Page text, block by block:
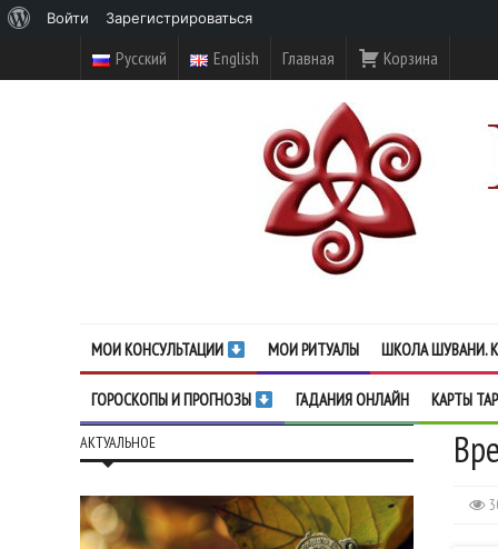
Русский English Главная Корзина
МОИ КОНСУЛЬТАЦИИ МОИ РИТУАЛЫ ШКОЛА ШУВАНИ.
ГОРОСКОПЫ И ПРОГНОЗЫ ГАДАНИЯ ОНЛАЙН КАРТЫ
АКТУАЛЬНОЕ
WordPress
Войти Зарегистрироваться